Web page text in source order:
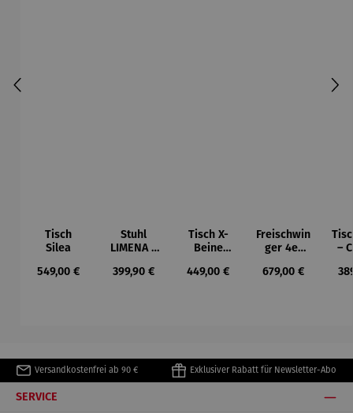
Tisch
Silea
Regulärer Preis:
549,00 €
Stuhl
LIMENA -
Regulärer Preis:
399,90 €
Tisch X-
Beine
Regulärer Preis:
449,00 €
Freischwin
ger 4er
Covina
Regulärer Preis:
679,00 €
–
Versandkostenfrei ab 90 € Exklusiver Rabatt für Newsletter-Abo
SERVICE